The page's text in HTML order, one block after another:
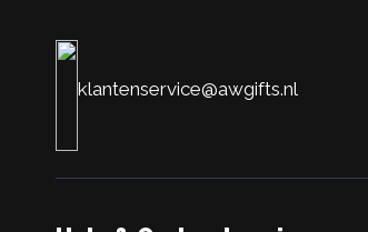
klantenservice@awgifts.nl